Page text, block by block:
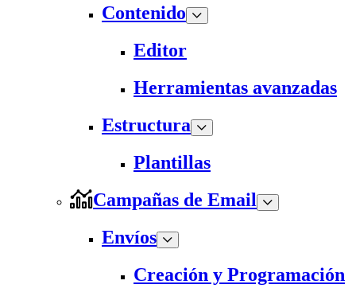
Contenido
Editor
Herramientas avanzadas
Estructura
Plantillas
Campañas de Email
Envíos
Creación y Programación